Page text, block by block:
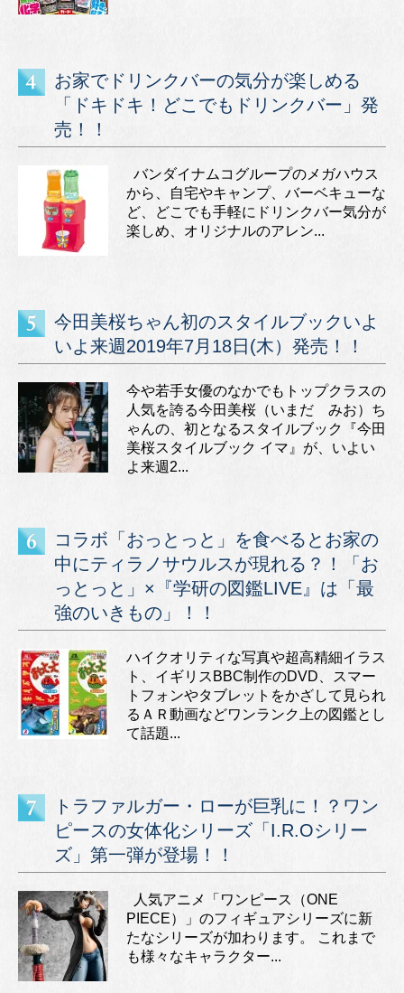
お家でドリンクバーの気分が楽しめる
「ドキドキ！どこでもドリンクバー」発
売！！
バンダイナムコグループのメガハウス
から、自宅やキャンプ、バーベキューな
ど、どこでも手軽にドリンクバー気分が
楽しめ、オリジナルのアレン...
今田美桜ちゃん初のスタイルブックいよ
いよ来週2019年7月18日(木）発売！！
今や若手女優のなかでもトップクラスの
人気を誇る今田美桜（いまだ みお）ち
ゃんの、初となるスタイルブック『今田
美桜スタイルブック イマ』が、いよい
よ来週2...
コラボ「おっとっと」を食べるとお家の
中にティラノサウルスが現れる？！「お
っとっと」×『学研の図鑑LIVE』は「最
強のいきもの」！！
ハイクオリティな写真や超高精細イラス
ト、イギリスBBC制作のDVD、スマー
トフォンやタブレットをかざして見られ
るＡＲ動画などワンランク上の図鑑とし
て話題...
トラファルガー・ローが巨乳に！？ワン
ピースの女体化シリーズ「I.R.Oシリー
ズ」第一弾が登場！！
人気アニメ「ワンピース（ONE
PIECE）」のフィギュアシリーズに新
たなシリーズが加わります。 これまで
も様々なキャラクター...